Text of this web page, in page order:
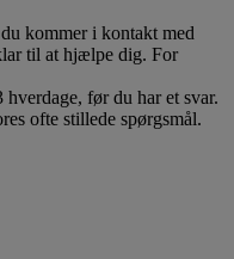
kommer i kontakt med
til at hjælpe dig. For
før du har et svar.
ofte stillede spørgsmål.